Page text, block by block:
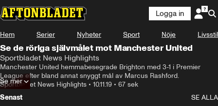
Logga in
Hem Serier Nyheter Sport Nöje Livsstil
Se de röriga självmålet mot Manchester United
Sportbladet News Highlights
Manchester United hemmabesegrade Brighton med 3-1 i Premier
League efter bland annat snyggt mål av Marcus Rashford.
Sportbladet News Highlights • 10.11.19 • 67 sek
Se mer
Senast
SE ALLA